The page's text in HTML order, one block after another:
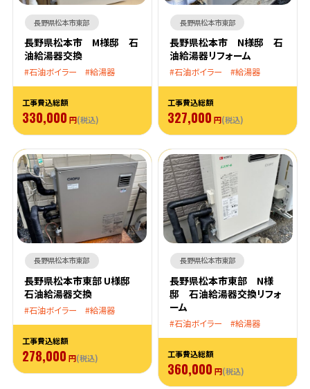
長野県松本市東部
長野県松本市 M様邸 石
油給湯器交換
石油ボイラー 給湯器
工事費込総額
330,000 円(税込)
長野県松本市東部
長野県松本市 N様邸 石
油給湯器リフォーム
石油ボイラー 給湯器
工事費込総額
327,000 円(税込)
長野県松本市東部
長野県松本市東部 U様邸
石油給湯器交換
石油ボイラー 給湯器
工事費込総額
278,000 円(税込)
長野県松本市東部
長野県松本市東部 N様
邸 石油給湯器交換リフォ
ーム
石油ボイラー 給湯器
工事費込総額
360,000 円(税込)